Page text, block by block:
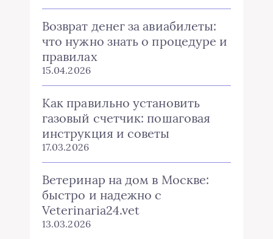
Возврат денег за авиабилеты:
что нужно знать о процедуре и
правилах
15.04.2026
Как правильно установить
газовый счетчик: пошаговая
инструкция и советы
17.03.2026
Ветеринар на дом в Москве:
быстро и надежно с
Veterinaria24.vet
13.03.2026